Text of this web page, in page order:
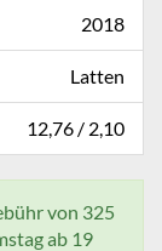
2018
Latten
12,76 / 2,10
von 325
ab 19